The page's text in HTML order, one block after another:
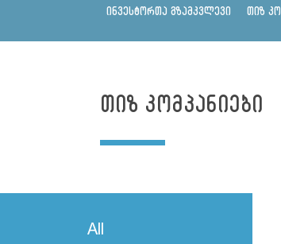
ინვესტორთა გზამკვლევი თიზ
თიზ კომპანიები
All